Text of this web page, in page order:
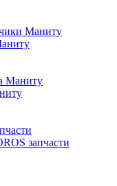
Маниту
Маниту
запчасти